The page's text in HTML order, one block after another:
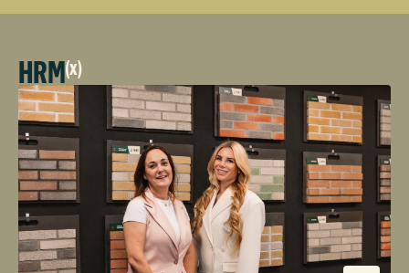
HRM(x)